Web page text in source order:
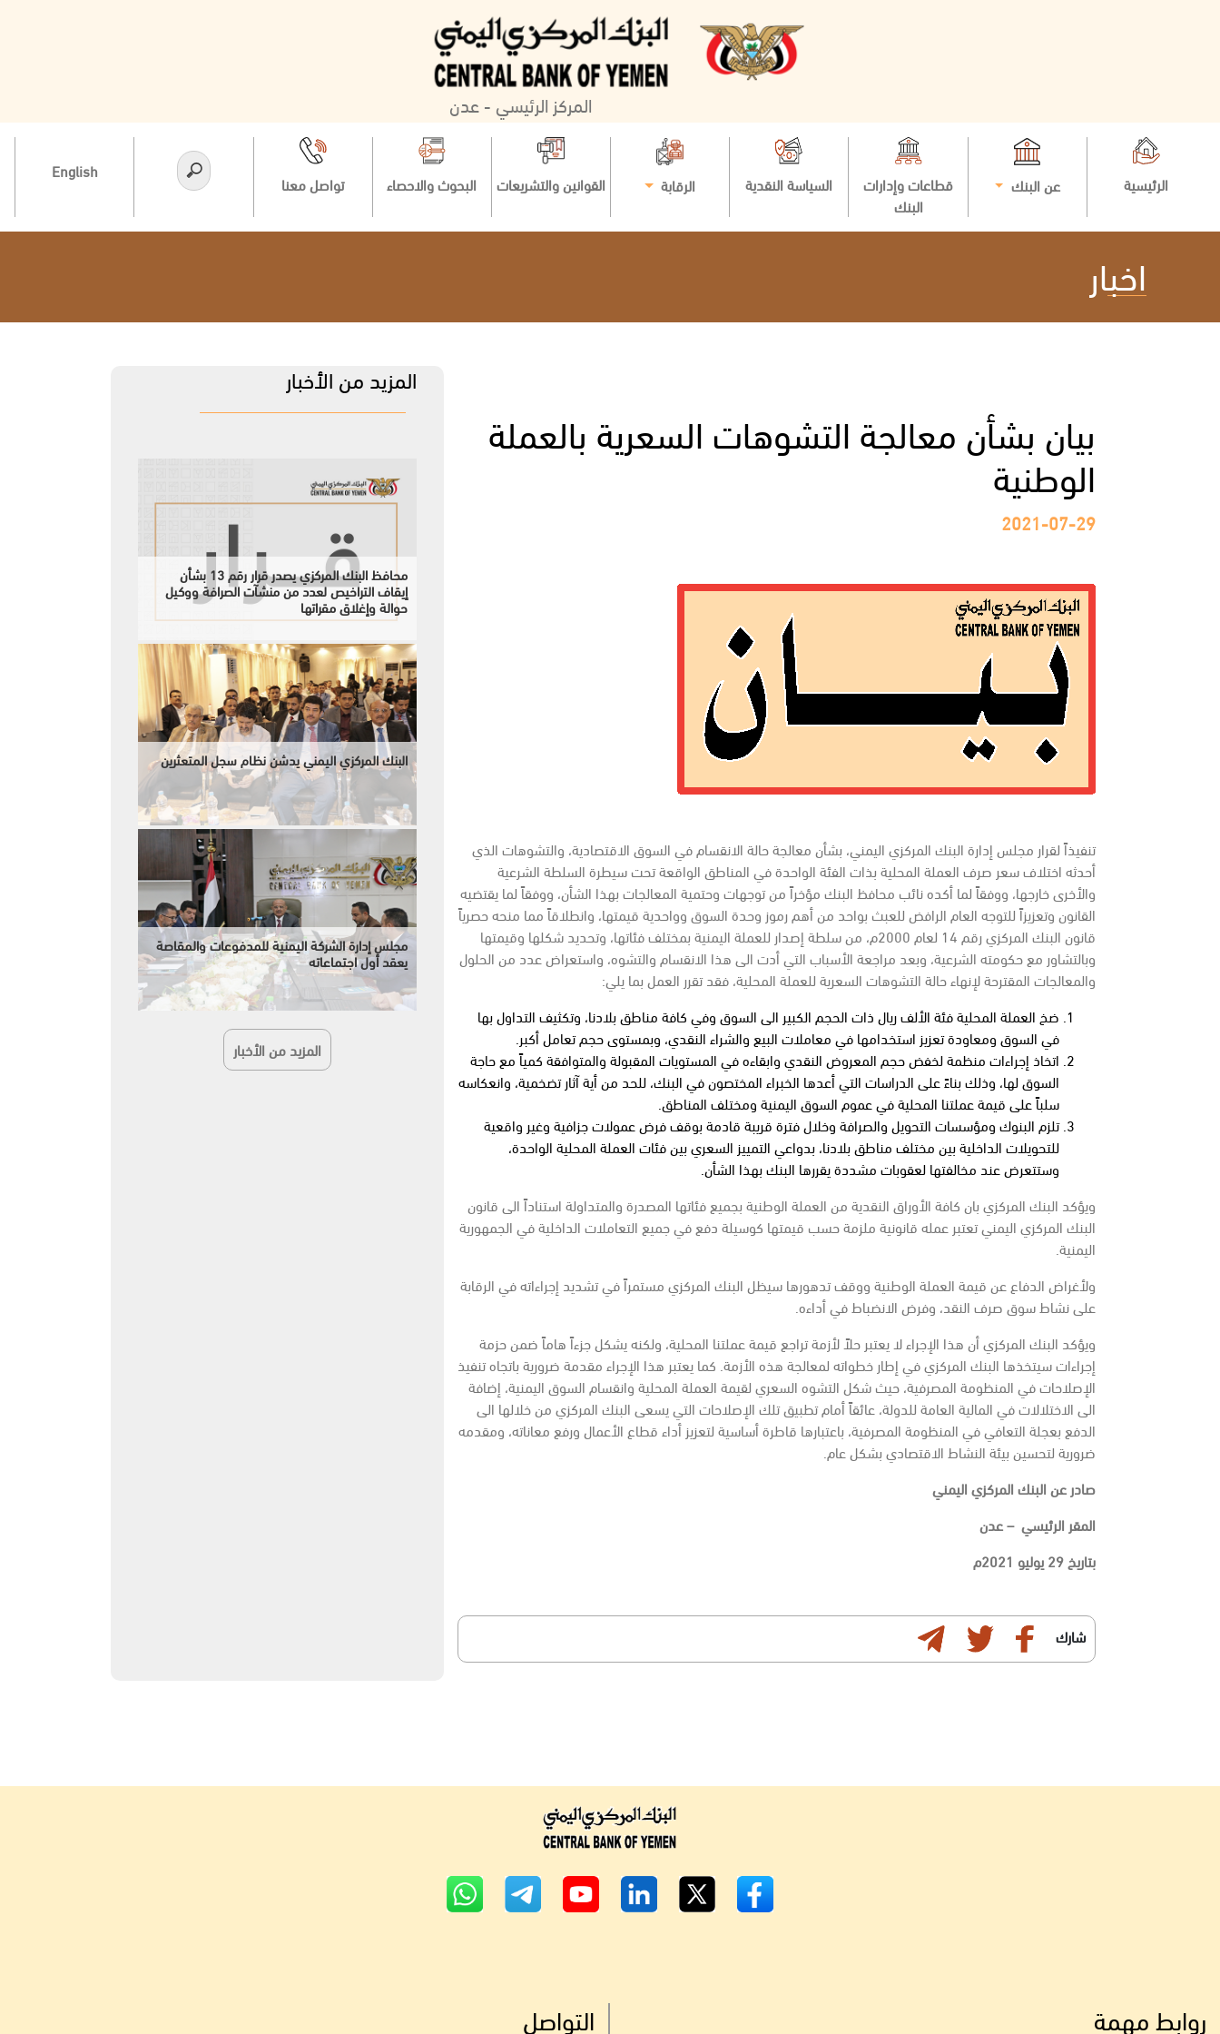
المركز الرئيسي - عدن
الرئيسية عن البنك
قطاعات وإدارات
البنك
السياسة النقدية الرقابة القوانين والتشريعات البحوث والاحصاء تواصل معنا
English
اخبار
بيان بشأن معالجة التشوهات السعرية بالعملة
الوطنية
2021-07-29
تنفيذاً لقرار مجلس إدارة البنك المركزي اليمني، بشأن معالجة حالة الانقسام في السوق الاقتصادية، والتشوهات الذي
أحدثه اختلاف سعر صرف العملة المحلية بذات الفئة الواحدة في المناطق الواقعة تحت سيطرة السلطة الشرعية
والأخرى خارجها، ووفقاً لما أكده نائب محافظ البنك مؤخراً من توجهات وحتمية المعالجات بهذا الشأن، ووفقاً لما يقتضيه
القانون وتعزيزاً للتوجه العام الرافض للعبث بواحد من أهم رموز وحدة السوق وواحدية قيمتها، وانطلاقاً مما منحه حصرياً
قانون البنك المركزي رقم 14 لعام 2000م، من سلطة إصدار للعملة اليمنية بمختلف فئاتها، وتحديد شكلها وقيمتها
وبالتشاور مع حكومته الشرعية، وبعد مراجعة الأسباب التي أدت الى هذا الانقسام والتشوه، واستعراض عدد من الحلول
والمعالجات المقترحة لإنهاء حالة التشوهات السعرية للعملة المحلية، فقد تقرر العمل بما يلي:
ضخ العملة المحلية فئة الألف ريال ذات الحجم الكبير الى السوق وفي كافة مناطق بلادنا، وتكثيف التداول بها
في السوق ومعاودة تعزيز استخدامها في معاملات البيع والشراء النقدي، وبمستوى حجم تعامل أكبر.
اتخاذ إجراءات منظمة لخفض حجم المعروض النقدي وابقاءه في المستويات المقبولة والمتوافقة كمياً مع حاجة
السوق لها، وذلك بناءً على الدراسات التي أعدها الخبراء المختصون في البنك، للحد من أية آثار تضخمية، وانعكاسه
سلباً على قيمة عملتنا المحلية في عموم السوق اليمنية ومختلف المناطق.
تلزم البنوك ومؤسسات التحويل والصرافة وخلال فترة قريبة قادمة بوقف فرض عمولات جزافية وغير واقعية
للتحويلات الداخلية بين مختلف مناطق بلادنا، بدواعي التمييز السعري بين فئات العملة المحلية الواحدة،
وستتعرض عند مخالفتها لعقوبات مشددة يقررها البنك بهذا الشأن.
ويؤكد البنك المركزي بان كافة الأوراق النقدية من العملة الوطنية بجميع فئاتها المصدرة والمتداولة استناداً الى قانون
البنك المركزي اليمني تعتبر عمله قانونية ملزمة حسب قيمتها كوسيلة دفع في جميع التعاملات الداخلية في الجمهورية
اليمنية.
ولأغراض الدفاع عن قيمة العملة الوطنية ووقف تدهورها سيظل البنك المركزي مستمراً في تشديد إجراءاته في الرقابة
على نشاط سوق صرف النقد، وفرض الانضباط في أداءه.
ويؤكد البنك المركزي أن هذا الإجراء لا يعتبر حلاً لأزمة تراجع قيمة عملتنا المحلية، ولكنه يشكل جزءاً هاماً ضمن حزمة
إجراءات سيتخذها البنك المركزي في إطار خطواته لمعالجة هذه الأزمة. كما يعتبر هذا الإجراء مقدمة ضرورية باتجاه تنفيذ
الإصلاحات في المنظومة المصرفية، حيث شكل التشوه السعري لقيمة العملة المحلية وانقسام السوق اليمنية، إضافة
الى الاختلالات في المالية العامة للدولة، عائقاً أمام تطبيق تلك الإصلاحات التي يسعى البنك المركزي من خلالها الى
الدفع بعجلة التعافي في المنظومة المصرفية، باعتبارها قاطرة أساسية لتعزيز أداء قطاع الأعمال ورفع معاناته، ومقدمه
ضرورية لتحسين بيئة النشاط الاقتصادي بشكل عام.
صادر عن البنك المركزي اليمني
المقر الرئيسي – عدن
بتاريخ 29 يوليو 2021م
شارك
المزيد من الأخبار
محافظ البنك المركزي يصدر قرار رقم 13 بشأن
إيقاف التراخيص لعدد من منشآت الصرافة ووكيل
حوالة وإغلاق مقراتها
البنك المركزي اليمني يدشن نظام سجل المتعثرين
مجلس إدارة الشركة اليمنية للمدفوعات والمقاصة
يعقد أول اجتماعاته
المزيد من الأخبار
روابط مهمة التواصل